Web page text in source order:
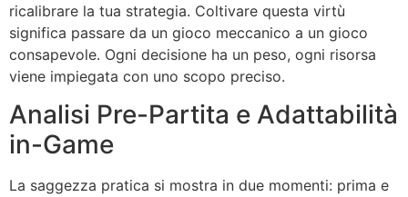
ricalibrare la tua strategia. Coltivare questa virtù
significa passare da un gioco meccanico a un gioco
consapevole. Ogni decisione ha un peso, ogni risorsa
viene impiegata con uno scopo preciso.
Analisi Pre-Partita e Adattabilità
in-Game
La saggezza pratica si mostra in due momenti: prima e